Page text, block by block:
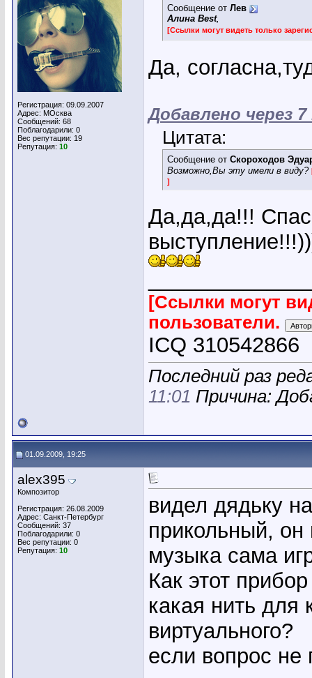
Регистрация: 09.09.2007
Адрес: МОсква
Сообщений: 68
Поблагодарили: 0
Вес репутации: 19
Репутация: 10
Сообщение от Лев
Алина Best,
[Ссылки могут видеть только
Да,
Добавлено через
Цитата:
Сообщение от Скороходов
Возможно,Вы эту имели в виду?
]
Да,да,да!!!
[Ссылки могут
пользователи.
ICQ 310542866
Последний раз
11:01 Причина:
01.09.2009, 19:25
alex395
Композитор
Регистрация: 26.08.2009
Адрес: Санкт-Петербург
Сообщений: 37
Поблагодарили: 0
Вес репутации: 0
Репутация: 10
видел дядьку
прикольный, он
музыка сама
Как этот
какая нить для
виртуального?
если вопрос не